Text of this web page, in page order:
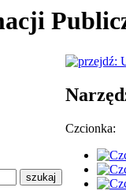
Czcionka: